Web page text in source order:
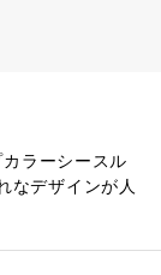
ラーシースル
なデザインが人